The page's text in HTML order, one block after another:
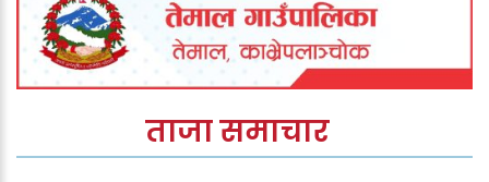
ताजा समाचार